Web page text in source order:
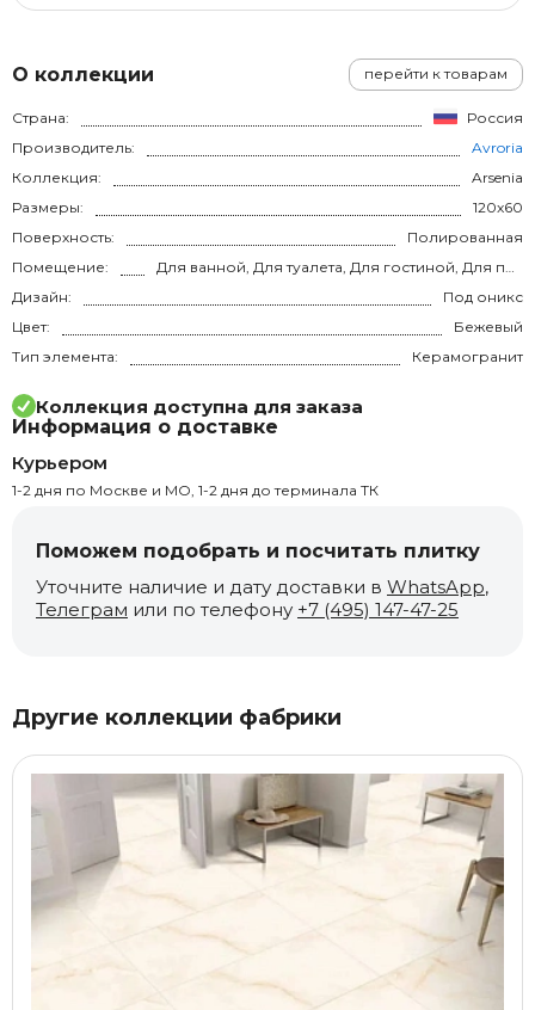
О коллекции перейти к товарам
Страна:
Россия
Производитель:
Avroria
Коллекция:
Arsenia
Размеры:
120x60
Поверхность:
Полированная
Помещение:
Для ванной, Для туалета, Для гостиной, Для прихожей, Для кухни, Для спальни, на теплый пол
Дизайн:
Под оникс
Цвет:
Бежевый
Тип элемента:
Керамогранит
Коллекция доступна для заказа
Информация о доставке
Курьером
1-2 дня по Москве и МО, 1-2 дня до терминала ТК
Поможем подобрать и посчитать плитку
Уточните наличие и дату доставки в WhatsApp,
Телеграм или по телефону +7 (495) 147-47-25
Другие коллекции фабрики